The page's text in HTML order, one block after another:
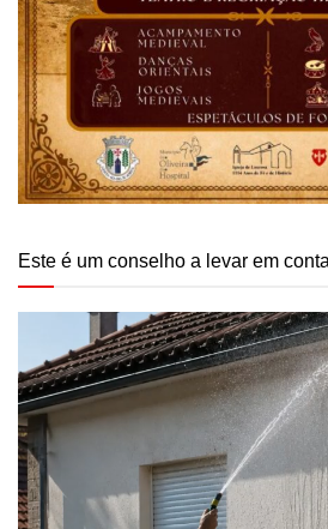
Este é um conselho a levar em conta